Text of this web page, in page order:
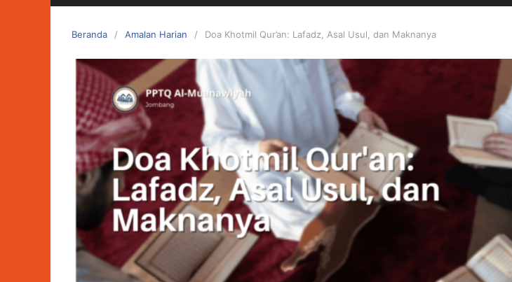
Beranda Amalan Harian Doa Khotmil Qur’an: Lafadz, Asal Usul, dan Maknanya